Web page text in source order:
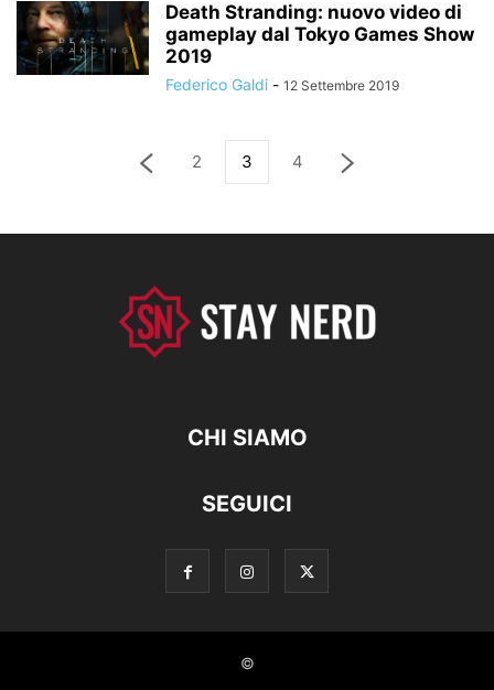
Death Stranding: nuovo video di
gameplay dal Tokyo Games Show
2019
Federico Galdi - 12 Settembre 2019
2 3 4
CHI SIAMO
SEGUICI
©